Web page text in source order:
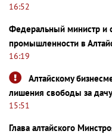
16:52
Федеральный министр и
промышленности в
16:19
Алтайскому
лишения свободы за
15:51
Глава алтайского